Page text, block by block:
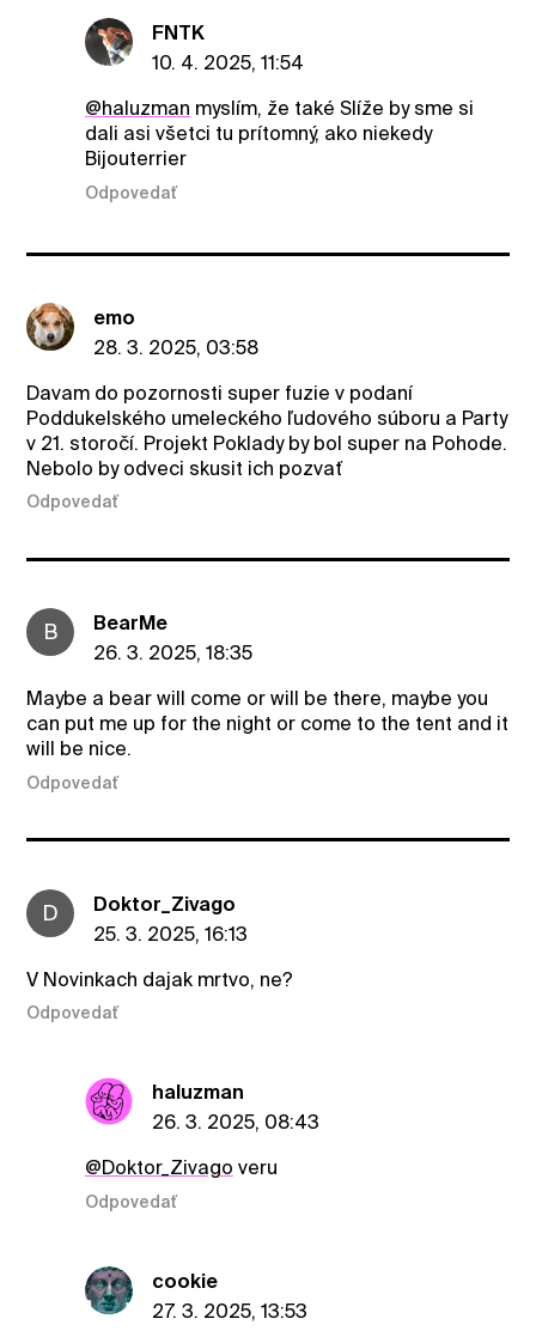
FNTK
10. 4. 2025, 11:54
@haluzman myslím, že také Slíže by sme si
dali asi všetci tu prítomný, ako niekedy
Bijouterrier
Odpovedať
emo
28. 3. 2025, 03:58
Davam do pozornosti super fuzie v podaní
Poddukelského umeleckého ľudového súboru a Party
v 21. storočí. Projekt Poklady by bol super na Pohode.
Nebolo by odveci skusit ich pozvať
Odpovedať
B
BearMe
26. 3. 2025, 18:35
Maybe a bear will come or will be there, maybe you
can put me up for the night or come to the tent and it
will be nice.
Odpovedať
D
Doktor_Zivago
25. 3. 2025, 16:13
V Novinkach dajak mrtvo, ne?
Odpovedať
haluzman
26. 3. 2025, 08:43
@Doktor_Zivago veru
Odpovedať
cookie
27. 3. 2025, 13:53